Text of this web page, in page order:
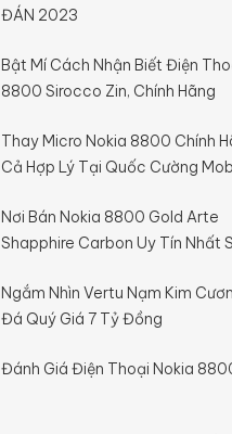
ĐÁN 2023
Bật Mí Cách Nhận Biết Điện
8800 Sirocco Zin, Chính Hãng
Thay Micro Nokia 8800 Chính
Cả Hợp Lý Tại Quốc Cường
Nơi Bán Nokia 8800 Gold Arte
Shapphire Carbon Uy Tín Nhất
Ngắm Nhìn Vertu Nạm Kim
Đá Quý Giá 7 Tỷ Đồng
Đánh Giá Điện Thoại Nokia